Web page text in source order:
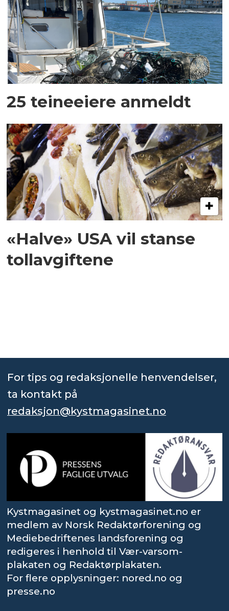
25 teineeiere anmeldt
«Halve» USA vil stanse
tollavgiftene
For tips og redaksjonelle henvendelser,
ta kontakt på
redaksjon@kystmagasinet.no
Kystmagasinet og kystmagasinet.no er
medlem av Norsk Redaktørforening og
Mediebedriftenes landsforening og
redigeres i henhold til Vær-varsom-
plakaten og Redaktørplakaten.
For flere opplysninger: nored.no og
presse.no